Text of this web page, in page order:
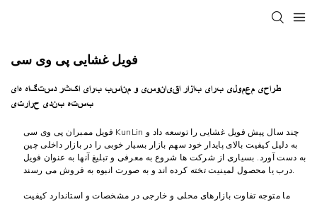
فویل غشایی پی وی سی
طراحی معمولی برای بازار اقیانوسی و مناسب برای اکثر دستگاه های
بسته بندی حرارتی
فویل ممبران پی وی سی KunLin چند سال پیش فویل غشایی را توسعه داد و
به دلیل کیفیت بالای پایدار خود سهم بازار بسیار خوبی را در بازار داخلی چین
به دست آورد. بسیاری از شرکت ها شروع به معرفی و تبلیغ آنها به عنوان فویل
درب یا محصول لمینیت تخته کرده اند و به صورت انبوه به فروش می رسند.
ما متوجه تفاوت بازارهای محلی و خارجی در مشخصات و استاندارد کیفیت